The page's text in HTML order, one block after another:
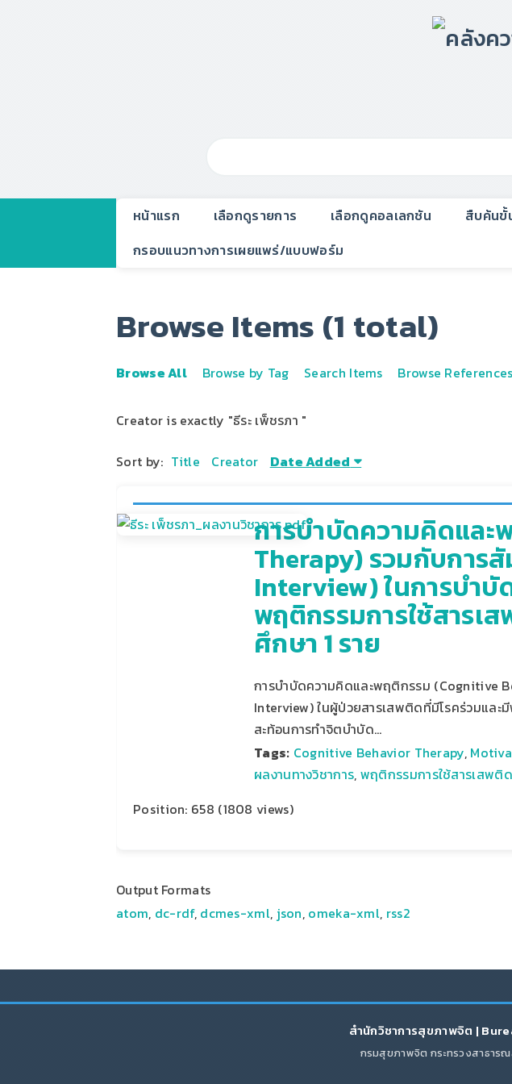
หน้าแรก เลือกดูรายการ เลือกดูคอลเลกชัน สืบค้นขั้
กรอบแนวทางการเผยแพร่/แบบฟอร์ม
Browse Items (1 total)
Browse All Browse by Tag Search Items Browse References
Creator is exactly "ธีระ เพ็ชรภา "
Sort by: Title Creator Date Added
การบําบัดความคิดแล
Therapy) รวมกับการ
Interview) ในการบํา
พฤติกรรมการใช้สาร
ศึกษา 1 ราย
การบําบัดความคิดและพฤติกรรม (Cognitive
Interview) ในผู้ป่วยสารเสพติดที่มีโรคร่วมแล
สะท้อนการทําจิตบําบัด…
Tags: Cognitive Behavior Therapy,
ผลงานทางวิชาการ, พฤติกรรมการใช้สารเสพติด
Position: 658 (1808 views)
Output Formats
atom, dc-rdf, dcmes-xml, json, omeka-xml, rss2
สำนักวิชาการสุขภาพจิต |
กรมสุขภาพจิต กระทรวงสาธาร